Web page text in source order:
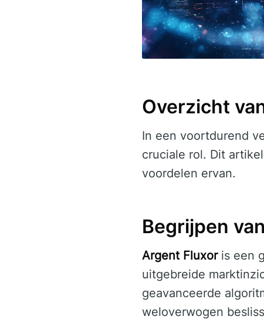
Overzicht
In een voortdurend
cruciale rol. Dit
voordelen ervan.
Begrijpen
Argent Fluxoris een
uitgebreide
geavanceerde
weloverwogen